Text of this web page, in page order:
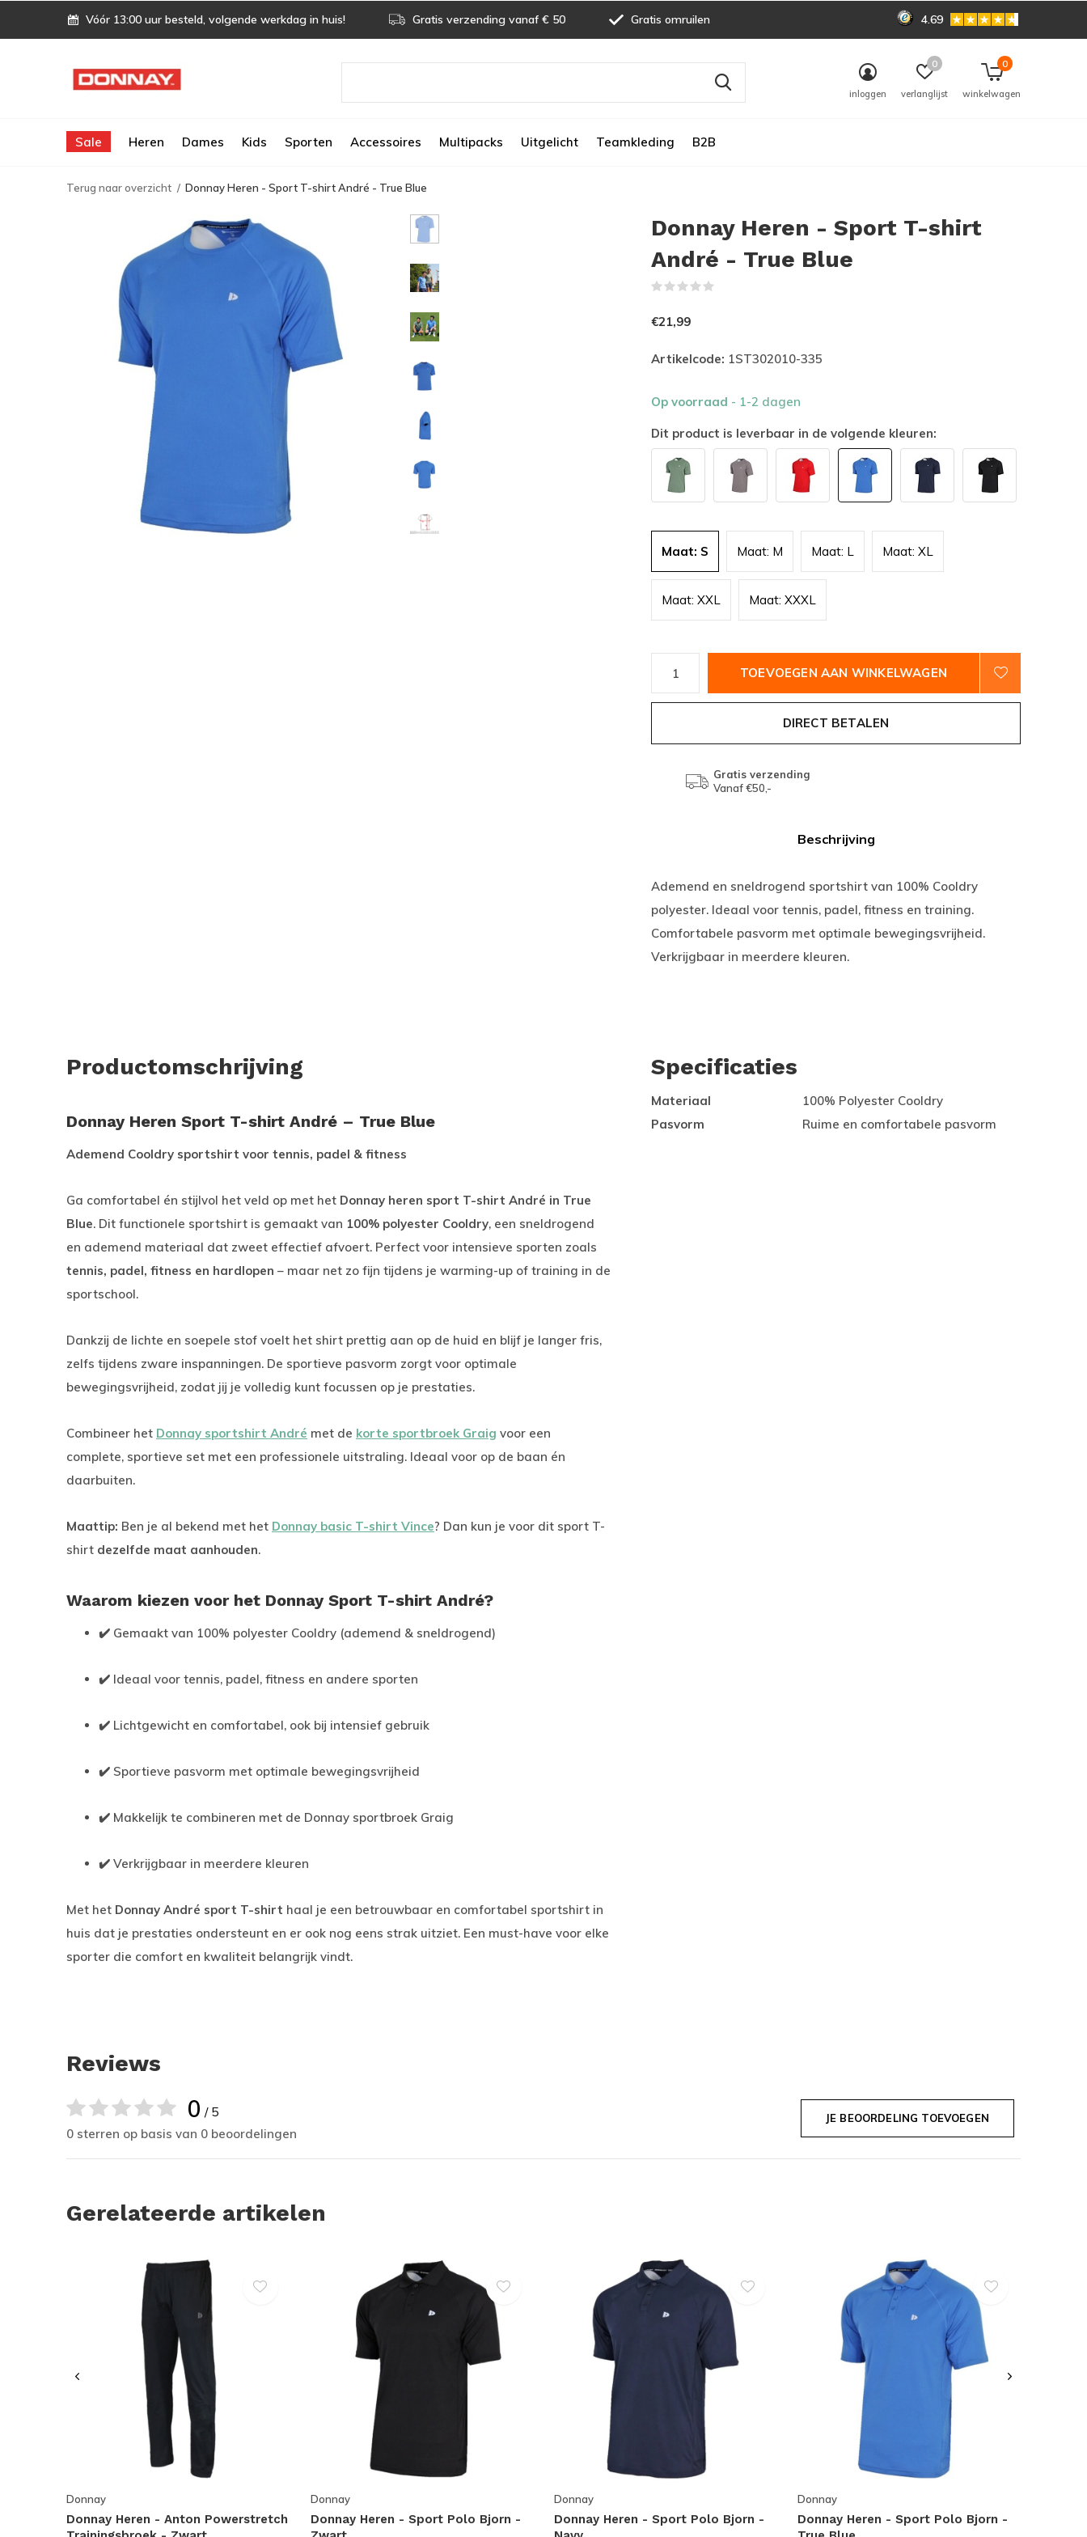
Sale Heren Dames Kids Sporten Accessoires Multipacks Uitgelicht Teamkleding B2B
inloggen verlanglijst
0
winkelwagen
0
Vóór 13:00 uur besteld, volgende werkdag in huis! Gratis verzending vanaf € 50 Gratis omruilen 4.69
Terug naar overzicht Donnay Heren - Sport T-shirt André - True Blue
Donnay Heren - Sport T-shirt
André - True Blue
€21,99
Artikelcode: 1ST302010-335
Op voorraad - 1-2 dagen
Dit product is leverbaar in de volgende kleuren:
Maat: S Maat: M Maat: L Maat: XL
Maat: XXL Maat: XXXL
TOEVOEGEN AAN WINKELWAGEN
DIRECT BETALEN
Gratis verzending
Vanaf €50,-
Beschrijving
Ademend en sneldrogend sportshirt van 100% Cooldry
polyester. Ideaal voor tennis, padel, fitness en training.
Comfortabele pasvorm met optimale bewegingsvrijheid.
Verkrijgbaar in meerdere kleuren.
Productomschrijving
Donnay Heren Sport T-shirt André – True Blue
Ademend Cooldry sportshirt voor tennis, padel & fitness
Ga comfortabel én stijlvol het veld op met het Donnay heren sport T-shirt André in True
Blue. Dit functionele sportshirt is gemaakt van 100% polyester Cooldry, een sneldrogend
en ademend materiaal dat zweet effectief afvoert. Perfect voor intensieve sporten zoals
tennis, padel, fitness en hardlopen – maar net zo fijn tijdens je warming-up of training in de
sportschool.
Dankzij de lichte en soepele stof voelt het shirt prettig aan op de huid en blijf je langer fris,
zelfs tijdens zware inspanningen. De sportieve pasvorm zorgt voor optimale
bewegingsvrijheid, zodat jij je volledig kunt focussen op je prestaties.
Combineer het Donnay sportshirt André met de korte sportbroek Graig voor een
complete, sportieve set met een professionele uitstraling. Ideaal voor op de baan én
daarbuiten.
Maattip: Ben je al bekend met het Donnay basic T-shirt Vince? Dan kun je voor dit sport T-
shirt dezelfde maat aanhouden.
Waarom kiezen voor het Donnay Sport T-shirt André?
✔️ Gemaakt van 100% polyester Cooldry (ademend & sneldrogend)
✔️ Ideaal voor tennis, padel, fitness en andere sporten
✔️ Lichtgewicht en comfortabel, ook bij intensief gebruik
✔️ Sportieve pasvorm met optimale bewegingsvrijheid
✔️ Makkelijk te combineren met de Donnay sportbroek Graig
✔️ Verkrijgbaar in meerdere kleuren
Met het Donnay André sport T-shirt haal je een betrouwbaar en comfortabel sportshirt in
huis dat je prestaties ondersteunt en er ook nog eens strak uitziet. Een must-have voor elke
sporter die comfort en kwaliteit belangrijk vindt.
Specificaties
Materiaal
100% Polyester Cooldry
Pasvorm
Ruime en comfortabele pasvorm
Reviews
0 / 5
0 sterren op basis van 0 beoordelingen
JE BEOORDELING TOEVOEGEN
Gerelateerde artikelen
Donnay
Donnay Heren - Anton Powerstretch
Donnay
Donnay Heren - Sport Polo Bjorn -
Donnay
Donnay Heren - Sport Polo Bjorn -
Donnay
Donnay Heren - Sport Polo Bjorn -